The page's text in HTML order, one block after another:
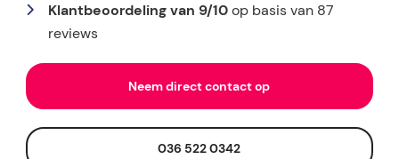
Klantbeoordeling van 9/10op basis van 87
reviews
Neem direct contact op
036 522 0342